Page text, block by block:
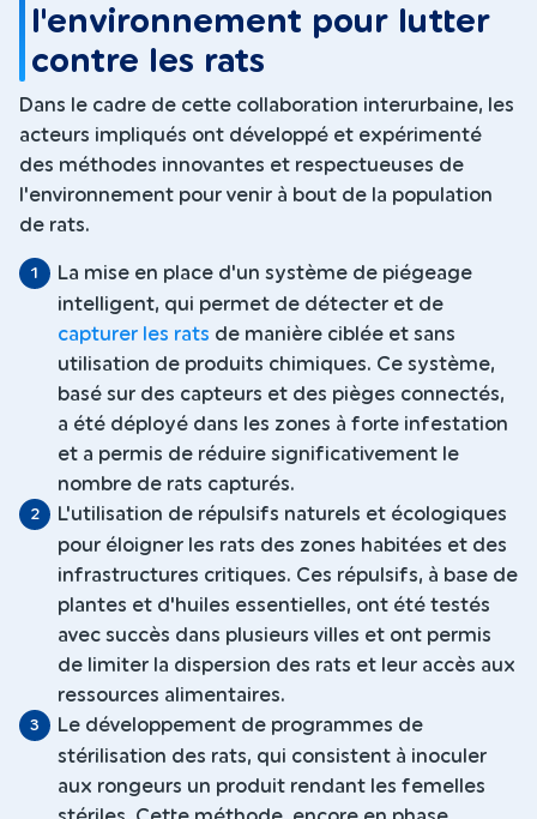
l'environnement pour lutter
contre les rats
Dans le cadre de cette collaboration interurbaine, les
acteurs impliqués ont développé et expérimenté
des méthodes innovantes et respectueuses de
l'environnement pour venir à bout de la population
de rats.
La mise en place d'un système de piégeage
intelligent, qui permet de détecter et de
capturer les rats de manière ciblée et sans
utilisation de produits chimiques. Ce système,
basé sur des capteurs et des pièges connectés,
a été déployé dans les zones à forte infestation
et a permis de réduire significativement le
nombre de rats capturés.
L'utilisation de répulsifs naturels et écologiques
pour éloigner les rats des zones habitées et des
infrastructures critiques. Ces répulsifs, à base de
plantes et d'huiles essentielles, ont été testés
avec succès dans plusieurs villes et ont permis
de limiter la dispersion des rats et leur accès aux
ressources alimentaires.
Le développement de programmes de
stérilisation des rats, qui consistent à inoculer
aux rongeurs un produit rendant les femelles